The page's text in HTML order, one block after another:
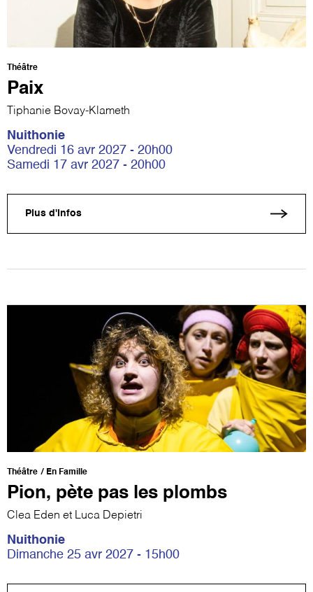
Théâtre
Paix
Tiphanie Bovay-Klameth
Nuithonie
Vendredi 16 avr 2027 - 20h00
Samedi 17 avr 2027 - 20h00
Plus d'infos
Théâtre En Famille
Pion, pète pas les plombs
Clea Eden et Luca Depietri
Nuithonie
Dimanche 25 avr 2027 - 15h00